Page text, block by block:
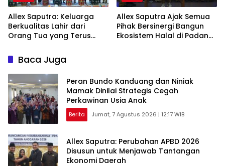
Allex Saputra: Keluarga
Berkualitas Lahir dari
Orang Tua yang Terus
Allex Saputra Ajak Semua
Pihak Bersinergi Bangun
Ekosistem Halal di Padang
Baca Juga
Peran Bundo Kanduang dan Niniak
Mamak Dinilai Strategis Cegah
Perkawinan Usia Anak
Berita Jumat, 7 Agustus 2026 | 12:17 WIB
Allex Saputra: Perubahan APBD 2026
Disusun untuk Menjawab Tantangan
Ekonomi Daerah